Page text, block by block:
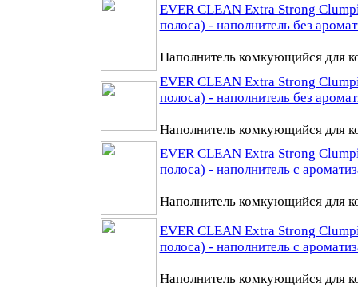
EVER CLEAN Extra Strong
полоса) - наполнитель без
Наполнитель комкующийся для
EVER CLEAN Extra Strong
полоса) - наполнитель без
Наполнитель комкующийся для
EVER CLEAN Extra Strong
полоса) - наполнитель с
Наполнитель комкующийся для
EVER CLEAN Extra Strong
полоса) - наполнитель с
Наполнитель комкующийся для